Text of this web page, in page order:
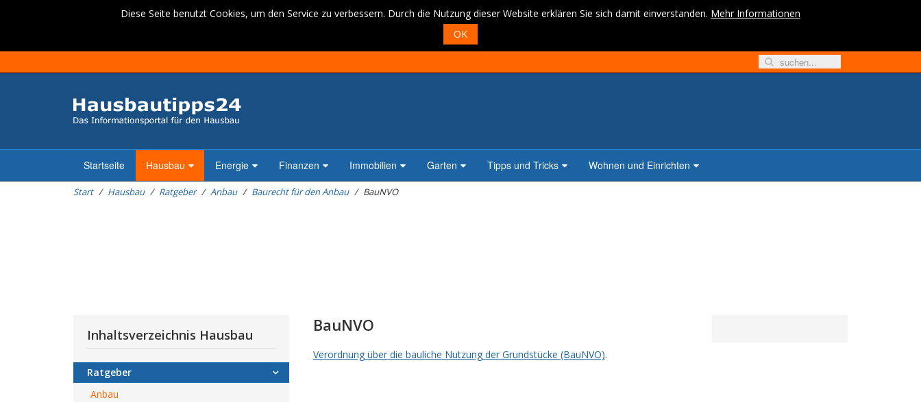
Diese Seite benutzt Cookies, um den Service zu verbessern. Durch die Nutzung dieser Website erklären Sie sich damit einverstanden. Mehr Informationen
OK
Startseite Hausbau Energie Finanzen Immobilien Garten Tipps und Tricks Wohnen und Einrichten
Start Hausbau Ratgeber Anbau Baurecht für den Anbau BauNVO
BauNVO
Verordnung über die bauliche Nutzung der Grundstücke (BauNVO).
Inhaltsverzeichnis Hausbau
Ratgeber
Anbau